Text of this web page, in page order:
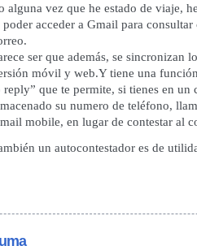
alguna vez que he estado de viaje,
poder acceder a Gmail para
ser que además, se sincronizan
móvil y web.Y tiene una
reply” que te permite, si tienes en un
su numero de teléfono,
mobile, en lugar de contestar al
un autocontestador es de